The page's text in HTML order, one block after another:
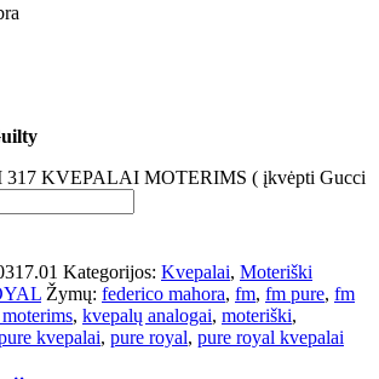
317 KVEPALAI MOTERIMS ( įkvėpti Gucci
Kategorijos: Kvepalai, Moteriški
Žymų: federico mahora, fm, fm pure, fm
, kvepalų analogai, moteriški,
kvepalai, pure royal, pure royal kvepalai